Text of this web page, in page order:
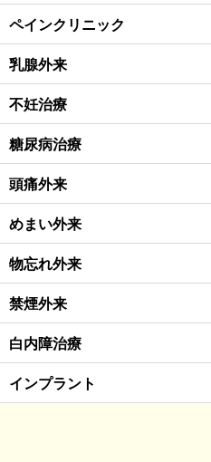
ペインクリニック
乳腺外来
不妊治療
糖尿病治療
頭痛外来
めまい外来
物忘れ外来
禁煙外来
白内障治療
インプラント